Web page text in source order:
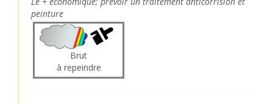
peinture
Brut
à repeindre